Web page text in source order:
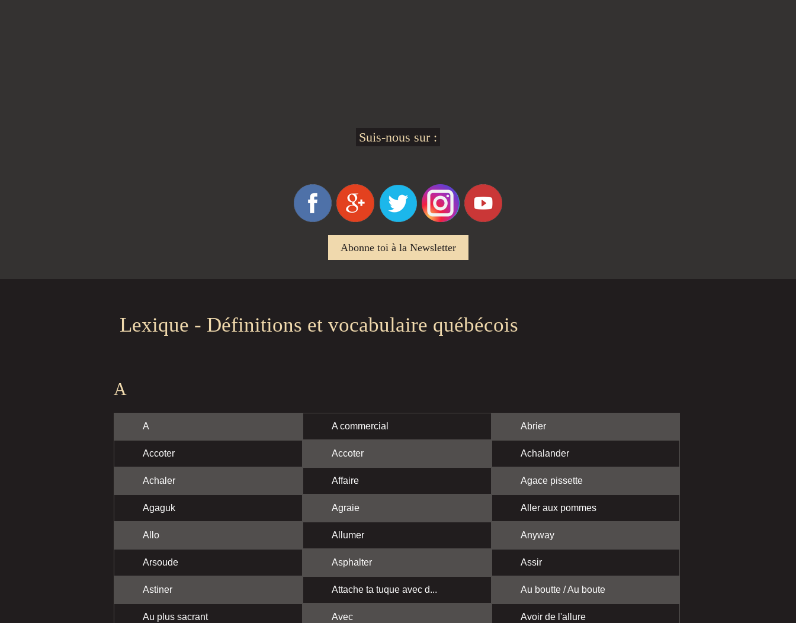
Suis-nous sur :
Abonne toi à la Newsletter
Lexique - Définitions et vocabulaire québécois
A
A A commercial Abrier
Accoter Accoter Achalander
Achaler Affaire Agace pissette
Agaguk Agraie Aller aux pommes
Allo Allumer Anyway
Arsoude Asphalter Assir
Astiner Attache ta tuque avec d... Au boutte / Au boute
Au plus sacrant Avec Avoir de l'allure